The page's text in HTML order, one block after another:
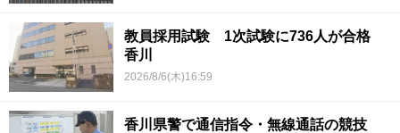
教員採用試験 1次試験に736人が合格
香川
2026/8/6(木)16:59
香川県警で通信指令・無線通話の競技